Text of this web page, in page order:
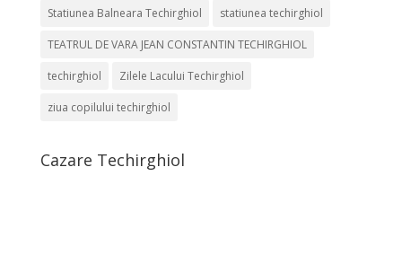
Statiunea Balneara Techirghiol statiunea techirghiol
TEATRUL DE VARA JEAN CONSTANTIN TECHIRGHIOL
techirghiol Zilele Lacului Techirghiol
ziua copilului techirghiol
Cazare Techirghiol